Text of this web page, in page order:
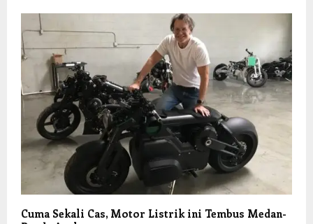
Cuma Sekali Cas, Motor Listrik ini Tembus Medan-